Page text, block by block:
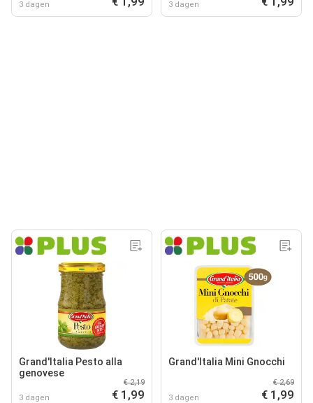
3 dagen 3 dagen
Grand'Italia Pesto alla
genovese
3 dagen
€ 2,19
€ 1,99
Grand'Italia Mini Gnocchi
3 dagen
€ 2,69
€ 1,99